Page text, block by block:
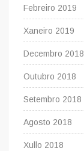
Febreiro 2019
Xaneiro 2019
Decembro 2018
Outubro 2018
Setembro 2018
Agosto 2018
Xullo 2018